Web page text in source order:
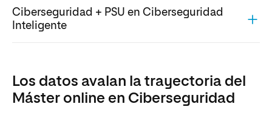
Ciberseguridad + PSU en Ciberseguridad
Inteligente
Los datos avalan la trayectoria del
Máster online en Ciberseguridad